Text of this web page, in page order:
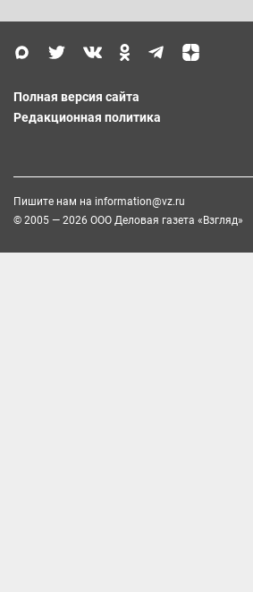
Полная версия сайта
Редакционная политика
Пишите нам на information@vz.ru
© 2005 — 2026 ООО Деловая газета «Взгляд»